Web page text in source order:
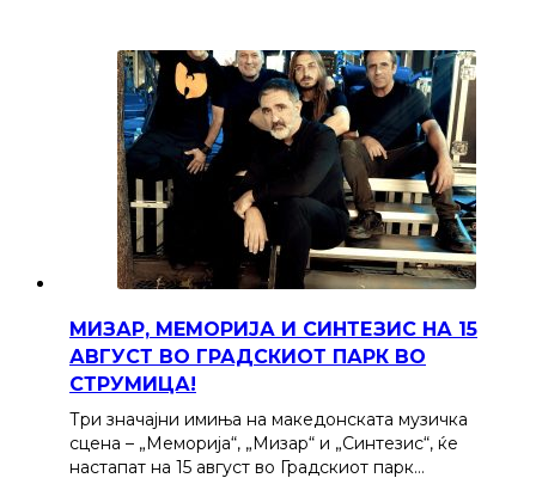
МИЗАР, МЕМОРИЈА И СИНТЕЗИС НА 15
АВГУСТ ВО ГРАДСКИОТ ПАРК ВО
СТРУМИЦА!
Три значајни имиња на македонската музичка
сцена – „Меморија“, „Мизар“ и „Синтезис“, ќе
настапат на 15 август во Градскиот парк…